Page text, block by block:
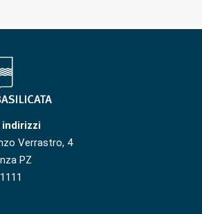
Verrastro, 4
PZ